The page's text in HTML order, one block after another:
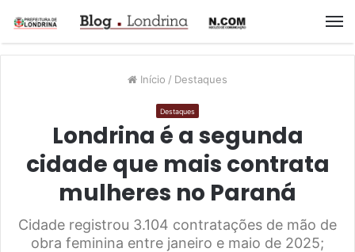
Início / Destaques
Destaques
Londrina é a segunda
cidade que mais contrata
mulheres no Paraná
Cidade registrou 3.104 contratações de mão de
obra feminina entre janeiro e maio de 2025;